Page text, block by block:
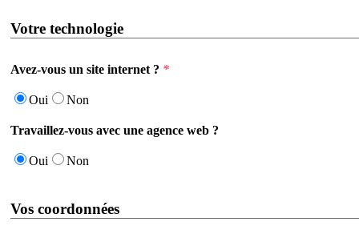
Votre technologie
Avez-vous un site internet ? *
Oui Non
Travaillez-vous avec une agence web ?
Oui Non
Vos coordonnées